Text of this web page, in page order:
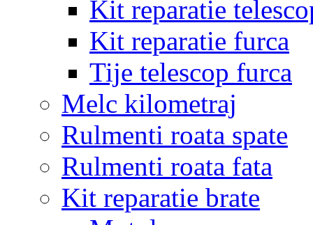
Kit reparatie
Kit reparatie furca
Tije telescop furca
Melc kilometraj
Rulmenti roata spate
Rulmenti roata fata
Kit reparatie brate